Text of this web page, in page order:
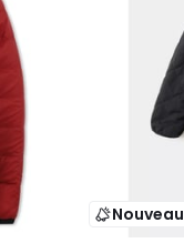
Nouveau